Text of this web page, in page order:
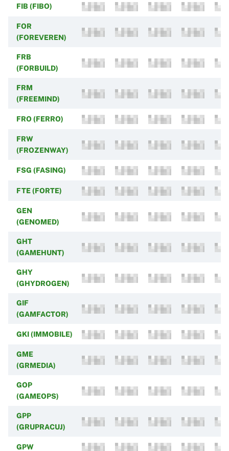
FIB (FIBO)
FOR
(FOREVEREN)
FRB
(FORBUILD)
FRM
(FREEMIND)
FRO (FERRO)
FRW
(FROZENWAY)
FSG (FASING)
FTE (FORTE)
GEN
(GENOMED)
GHT
(GAMEHUNT)
GHY
(GHYDROGEN)
GIF
(GAMFACTOR)
GKI (IMMOBILE)
GME
(GRMEDIA)
GOP
(GAMEOPS)
GPP
(GRUPRACUJ)
GPW